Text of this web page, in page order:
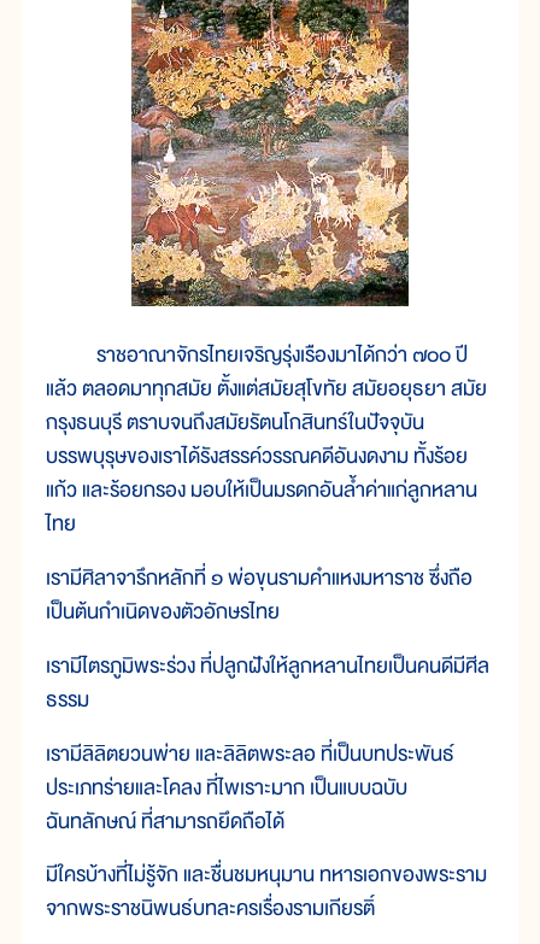
ราชอาณาจักรไทยเจริญรุ่งเรืองมาได้กว่า ๗๐๐ ปี
แล้ว ตลอดมาทุกสมัย ตั้งแต่สมัยสุโขทัย สมัยอยุธยา สมัย
กรุงธนบุรี ตราบจนถึงสมัยรัตนโกสินทร์ในปัจจุบัน
บรรพบุรุษของเราได้รังสรรค์วรรณคดีอันงดงาม ทั้งร้อย
แก้ว และร้อยกรอง มอบให้เป็นมรดกอันล้ำค่าแก่ลูกหลาน
ไทย
เรามีศิลาจารึกหลักที่ ๑ พ่อขุนรามคำแหงมหาราช ซึ่งถือ
เป็นต้นกำเนิดของตัวอักษรไทย
เรามีไตรภูมิพระร่วง ที่ปลูกฝังให้ลูกหลานไทยเป็นคนดีมีศีล
ธรรม
เรามีลิลิตยวนพ่าย และลิลิตพระลอ ที่เป็นบทประพันธ์
ประเภทร่ายและโคลง ที่ไพเราะมาก เป็นแบบฉบับ
ฉันทลักษณ์ ที่สามารถยึดถือได้
มีใครบ้างที่ไม่รู้จัก และชื่นชมหนุมาน ทหารเอกของพระราม
จากพระราชนิพนธ์บทละครเรื่องรามเกียรติ์